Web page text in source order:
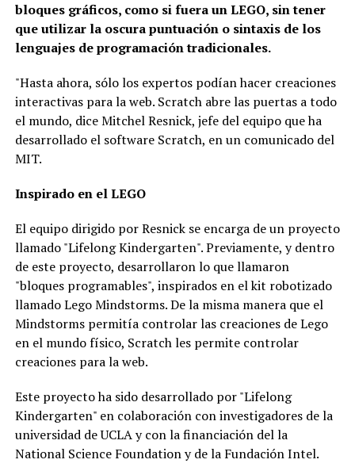
bloques gráficos, como si fuera un LEGO, sin tener
que utilizar la oscura puntuación o sintaxis de los
lenguajes de programación tradicionales.
"Hasta ahora, sólo los expertos podían hacer creaciones
interactivas para la web. Scratch abre las puertas a todo
el mundo, dice Mitchel Resnick, jefe del equipo que ha
desarrollado el software Scratch, en un comunicado del
MIT.
Inspirado en el LEGO
El equipo dirigido por Resnick se encarga de un proyecto
llamado "Lifelong Kindergarten". Previamente, y dentro
de este proyecto, desarrollaron lo que llamaron
"bloques programables", inspirados en el kit robotizado
llamado Lego Mindstorms. De la misma manera que el
Mindstorms permitía controlar las creaciones de Lego
en el mundo físico, Scratch les permite controlar
creaciones para la web.
Este proyecto ha sido desarrollado por "Lifelong
Kindergarten" en colaboración con investigadores de la
universidad de UCLA y con la financiación del la
National Science Foundation y de la Fundación Intel.